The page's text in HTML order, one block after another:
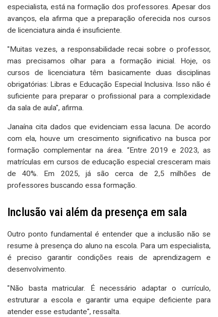
especialista, está na formação dos professores. Apesar dos
avanços, ela afirma que a preparação oferecida nos cursos
de licenciatura ainda é insuficiente.
"Muitas vezes, a responsabilidade recai sobre o professor,
mas precisamos olhar para a formação inicial. Hoje, os
cursos de licenciatura têm basicamente duas disciplinas
obrigatórias: Libras e Educação Especial Inclusiva. Isso não é
suficiente para preparar o profissional para a complexidade
da sala de aula", afirma.
Janaína cita dados que evidenciam essa lacuna. De acordo
com ela, houve um crescimento significativo na busca por
formação complementar na área. “Entre 2019 e 2023, as
matrículas em cursos de educação especial cresceram mais
de 40%. Em 2025, já são cerca de 2,5 milhões de
professores buscando essa formação.
Inclusão vai além da presença em sala
Outro ponto fundamental é entender que a inclusão não se
resume à presença do aluno na escola. Para um especialista,
é preciso garantir condições reais de aprendizagem e
desenvolvimento.
"Não basta matricular. É necessário adaptar o currículo,
estruturar a escola e garantir uma equipe deficiente para
atender esse estudante", ressalta.